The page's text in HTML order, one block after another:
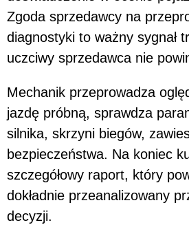
Zgoda sprzedawcy na
diagnostyki to ważny sygnał
uczciwy sprzedawca nie
Mechanik przeprowadza
jazdę próbną, sprawdza
silnika, skrzyni biegów,
bezpieczeństwa. Na koniec
szczegółowy raport, który
dokładnie przeanalizowany
decyzji.